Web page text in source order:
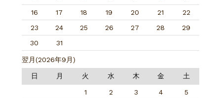
16
17 18 19 20 21
22
23
24 25 26 27 28
29
30
31
翌月(2026年9月)
日 月 火 水 木 金 土
1 2 3 4
5